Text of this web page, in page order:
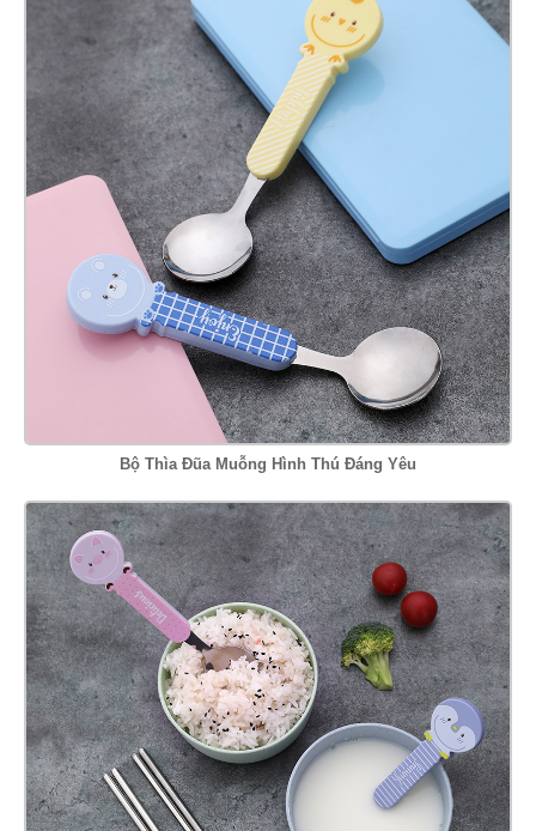
Bộ Thìa Đũa Muỗng Hình Thú Đáng Yêu